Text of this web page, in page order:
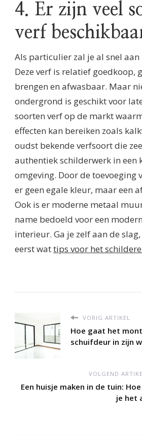
4. Er zijn veel
verf
Als particulier zal je al snel aan
Deze verf is relatief goedkoop,
brengen en afwasbaar. Maar
ondergrond is geschikt voor
soorten verf op de markt
effecten kan bereiken zoals
oudst bekende verfsoort die
authentiek schilderwerk in een
omgeving. Door de toevoeging
er geen egale kleur, maar een
Ook is er moderne metaal
name bedoeld voor een
interieur. Ga je zelf aan de
eerst wattips voor het
VORIG ARTIKEL
Hoe gaat het
schuifdeur in zijn
VOLGEND
Een huisje maken in de tuin:
je het